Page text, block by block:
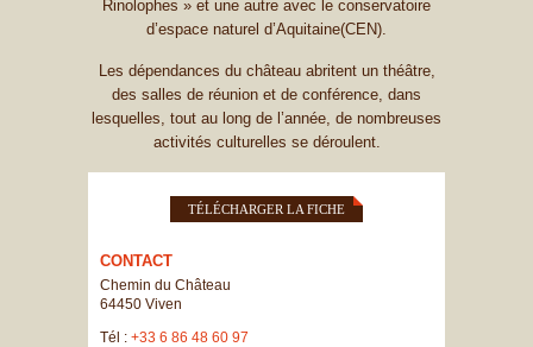
Rinolophes » et une autre avec le conservatoire
d’espace naturel d’Aquitaine(CEN).
Les dépendances du château abritent un théâtre,
des salles de réunion et de conférence, dans
lesquelles, tout au long de l’année, de nombreuses
activités culturelles se déroulent.
TÉLÉCHARGER LA FICHE
CONTACT
Chemin du Château
64450 Viven
Tél : +33 6 86 48 60 97